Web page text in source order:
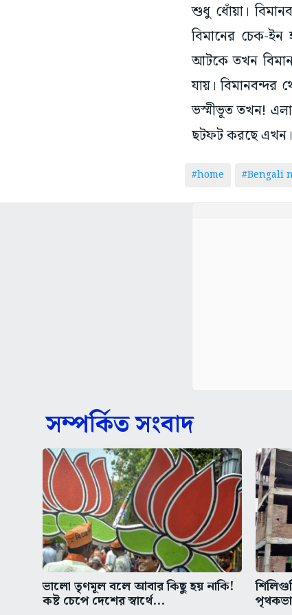
শুধু ধোঁয়া।
বিমানের চেক-
আটকে তখন
যায়। বিমানবন্দর
ভস্মীভূত তখন!
ছটফট করছে এখন।
#home #Bengali
সম্পর্কিত সংবাদ
ভালো তৃণমূল বলে আবার কিছু হয় নাকি!
কষ্ট চেপে দেশের স্বার্থে...